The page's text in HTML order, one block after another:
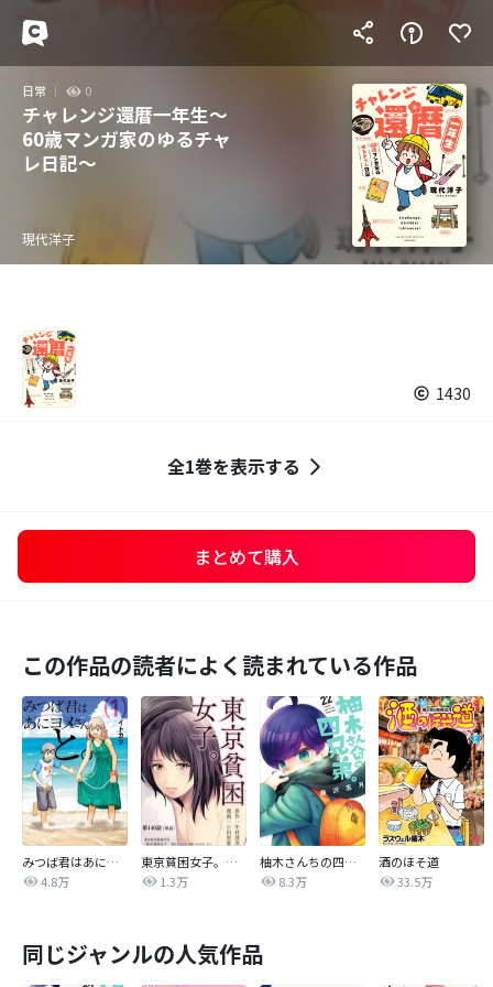
日常 0
チャレンジ還暦一年生～
60歳マンガ家のゆるチャ
レ日記～
現代洋子
1430
全1巻を表示する
まとめて購入
この作品の読者によく読まれている作品
みつば君はあにヨメさんと。
4.8万
東京貧困女子。【単話】
1.3万
柚木さんちの四兄弟。
8.3万
酒のほそ道
33.5万
同じジャンルの人気作品